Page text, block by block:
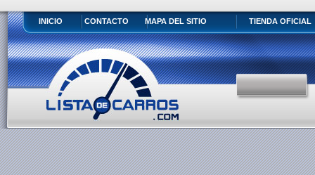
INICIO CONTACTO MAPA DEL SITIO TIENDA OFICIAL